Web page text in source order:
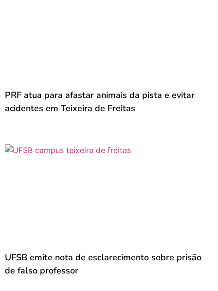
PRF atua para afastar animais da pista e evitar
acidentes em Teixeira de Freitas
UFSB emite nota de esclarecimento sobre prisão
de falso professor